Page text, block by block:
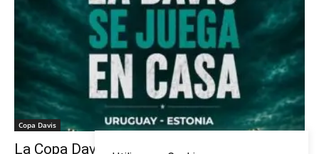
Copa Davis
La Copa Davis vuelve al Círculo